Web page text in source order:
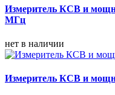
Измеритель КСВ и
МГц
нет в наличии
Измеритель КСВ и